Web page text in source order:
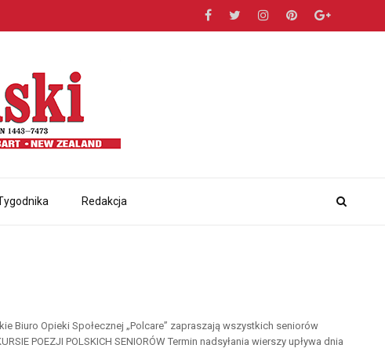
Redakcja
Biuro Opieki Społecznej „Polcare” zapraszają wszystkich seniorów
POEZJI POLSKICH SENIORÓW Termin nadsyłania wierszy upływa dnia